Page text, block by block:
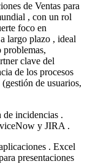
de Ventas para
, con un rol
foco en
largo plazo , ideal
problemas,
clave del
de los procesos
de usuarios,
incidencias .
y JIRA .
. Excel
presentaciones